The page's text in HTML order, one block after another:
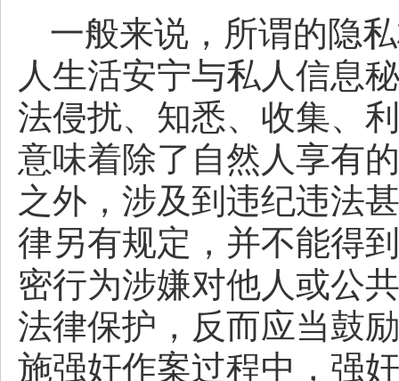
一般来说，所谓的隐
人生活安宁与私人信息
法侵扰、知悉、收集、
意味着除了自然人享有
之外，涉及到违纪违法
律另有规定，并不能得
密行为涉嫌对他人或公
法律保护，反而应当鼓
施强奸作案过程中，强